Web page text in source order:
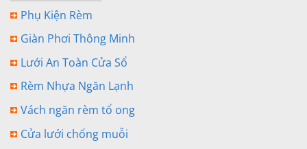
Phụ Kiện Rèm
Giàn Phơi Thông Minh
Lưới An Toàn Cửa Sổ
Rèm Nhựa Ngăn Lạnh
Vách ngăn rèm tổ ong
Cửa lưới chống muỗi